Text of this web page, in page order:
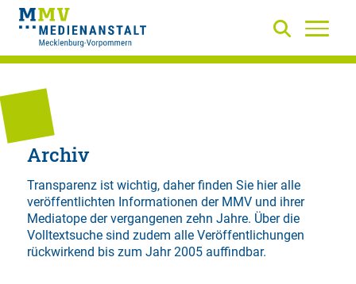
Archiv
Transparenz ist wichtig, daher finden Sie hier alle
veröffentlichten Informationen der MMV und ihrer
Mediatope der vergangenen zehn Jahre. Über die
Volltextsuchesind zudem alle Veröffentlichungen
rückwirkend bis zum Jahr 2005 auffindbar.